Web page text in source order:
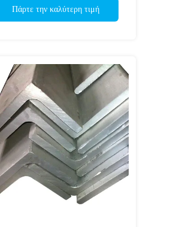
Πάρτε την καλύτερη τιμή